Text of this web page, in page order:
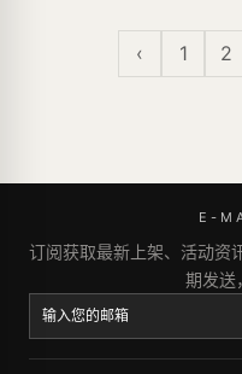
‹ 1 2
E-
订阅获取最新上架、活动资
期发送